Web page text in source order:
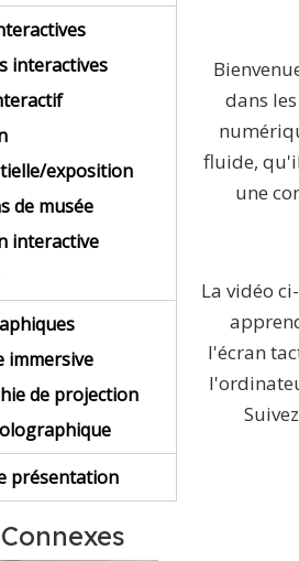
interactives
exposition
de musée
interactive
immersive
de projection
présentation
dans
fluide,
une
La vidéo
l'écran